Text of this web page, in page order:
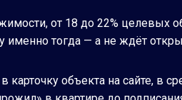
от 18 до 22% целевых
именно тогда — а не ждёт
карточку объекта на сайте, в